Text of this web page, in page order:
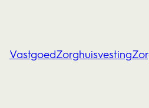
VastgoedZorghuisvesting